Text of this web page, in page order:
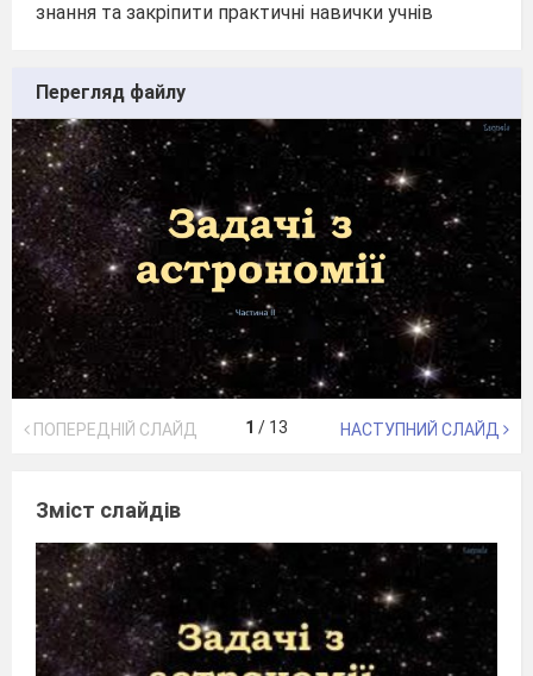
знання та закріпити практичні навички учнів
Перегляд файлу
ПОПЕРЕДНІЙ СЛАЙД 1 / 13 НАСТУПНИЙ СЛАЙД
Зміст слайдів